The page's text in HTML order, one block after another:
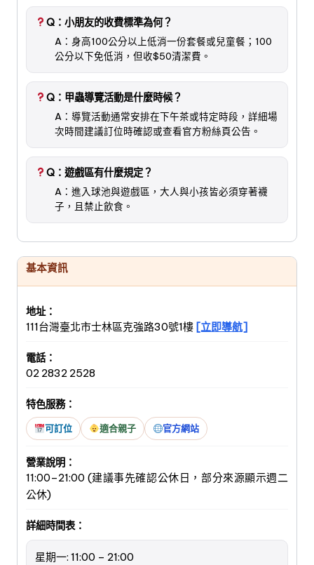
Q：小朋友的收費標準為何？
A：身高100公分以上低消一份套餐或兒童餐；100
公分以下免低消，但收$50清潔費。
Q：甲蟲導覽活動是什麼時候？
A：導覽活動通常安排在下午茶或特定時段，詳細場
次時間建議訂位時確認或查看官方粉絲頁公告。
Q：遊戲區有什麼規定？
A：進入球池與遊戲區，大人與小孩皆必須穿著襪
子，且禁止飲食。
基本資訊
地址：
111台灣臺北市士林區克強路30號1樓 [立即導航]
電話：
02 2832 2528
特色服務：
可訂位 適合親子 官方網站
營業說明：
11:00–21:00 (建議事先確認公休日，部分來源顯示週二
公休)
詳細時間表：
星期一: 11:00 – 21:00